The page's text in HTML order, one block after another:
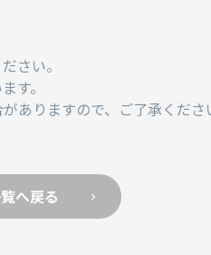
さい。
す。
ありますので、ご了承くださ
へ戻る